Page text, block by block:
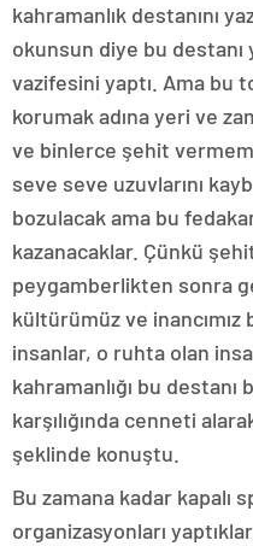
kahramanlık destanını
okunsun diye bu destanı
vazifesini yaptı. Ama bu
korumak adına yeri ve
ve binlerce şehit
seve seve uzuvlarını
bozulacak ama bu
kazanacaklar. Çünkü
peygamberlikten sonra
kültürümüz ve
insanlar, o ruhta olan
kahramanlığı bu
karşılığında cenneti
şeklinde konuştu.
Bu zamana kadar kapalı
organizasyonları